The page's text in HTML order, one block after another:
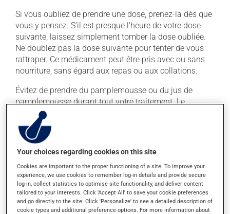
Si vous oubliez de prendre une dose, prenez-la dès que
vous y pensez. S'il est presque l'heure de votre dose
suivante, laissez simplement tomber la dose oubliée.
Ne doublez pas la dose suivante pour tenter de vous
rattraper. Ce médicament peut être pris avec ou sans
nourriture, sans égard aux repas ou aux collations.
Évitez de prendre du pamplemousse ou du jus de
pamplemousse durant tout votre traitement. Le
pamplemousse peut sensiblement modifier l'effet de
votre médicament. Évitez la consommation excessive
d'alcool durant le traitement.
Effets indésirables
En plus de ses effets recherchés, ce produit peut à
l'occasion entraîner certains effets indésirables (effets
secondaires), notamment :
Your choices regarding cookies on this site
Cookies are important to the proper functioning of a site. To improve your
experience, we use cookies to remember log-in details and provide secure
log-in, collect statistics to optimise site functionality, and deliver content
tailored to your interests. Click 'Accept All' to save your cookie preferences
and go directly to the site. Click 'Personalize' to see a detailed description of
cookie types and additional preference options. For more information about